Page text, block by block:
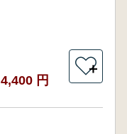
4,400 円
＋